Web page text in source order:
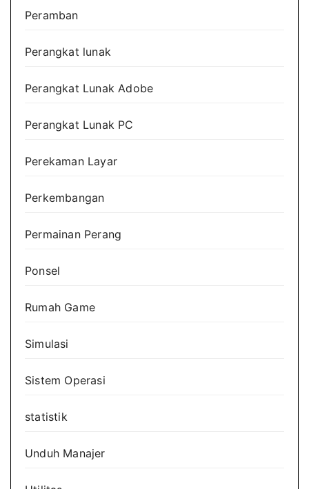
Peramban
Perangkat lunak
Perangkat Lunak Adobe
Perangkat Lunak PC
Perekaman Layar
Perkembangan
Permainan Perang
Ponsel
Rumah Game
Simulasi
Sistem Operasi
statistik
Unduh Manajer